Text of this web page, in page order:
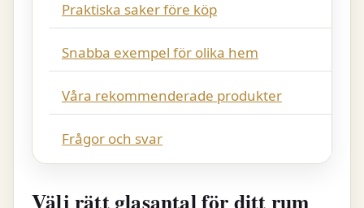
Praktiska saker före köp
Snabba exempel för olika hem
Våra rekommenderade produkter
Frågor och svar
Välj rätt glasantal för ditt rum